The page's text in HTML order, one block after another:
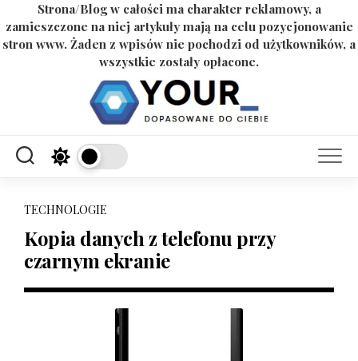
Strona/Blog w całości ma charakter reklamowy, a
zamieszczone na niej artykuły mają na celu pozycjonowanie
stron www. Żaden z wpisów nie pochodzi od użytkowników, a
wszystkie zostały opłacone.
TECHNOLOGIE
Kopia danych z telefonu przy
czarnym ekranie